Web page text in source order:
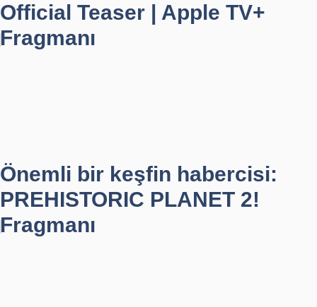
Official Teaser | Apple TV+
Fragmanı
Önemli bir keşfin habercisi:
PREHISTORIC PLANET 2!
Fragmanı